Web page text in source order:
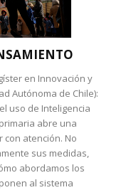
en Innovación y
Autónoma de Chile):
uso de Inteligencia
abre una
atención. No
sus medidas,
abordamos los
al sistema